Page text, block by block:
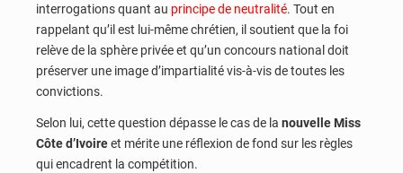
interrogations quant au principe de neutralité. Tout en
rappelant qu’il est lui-même chrétien, il soutient que la foi
relève de la sphère privée et qu’un concours national doit
préserver une image d’impartialité vis-à-vis de toutes les
convictions.
Selon lui, cette question dépasse le cas de la nouvelle Miss
Côte d’Ivoireet mérite une réflexion de fond sur les règles
qui encadrent la compétition.